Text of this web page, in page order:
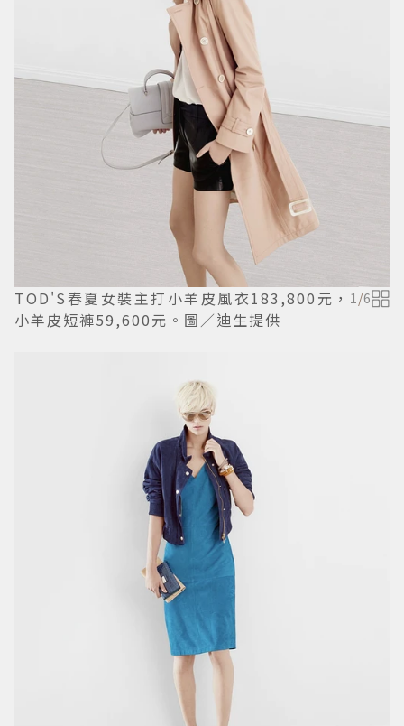
TOD'S春夏女裝主打小羊皮風衣183,800元，
小羊皮短褲59,600元。圖／迪生提供
1/6